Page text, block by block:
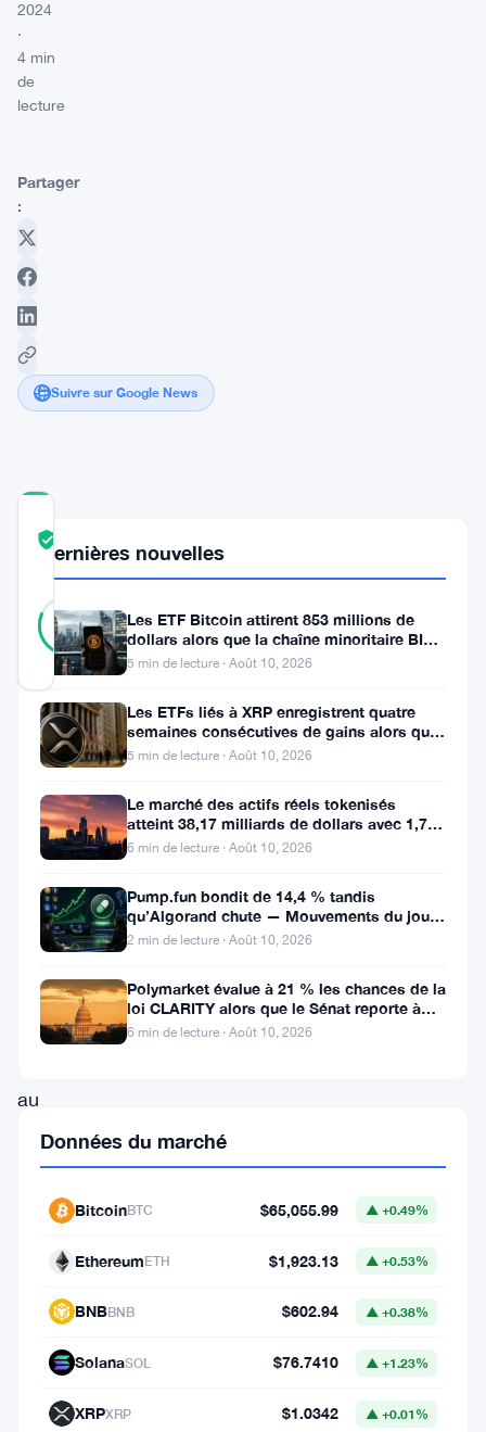
2024
·
4 min
de
lecture
Partager
:
Suivre sur Google News
SCORE
81%
RÉEL
Vérifié
votes
Mis à jour 2 ans il y a
Bitcoin
continue
maintenir,
démontrant
au
milieu
des
fluctuations
marché.
développements
mettent
Dernières nouvelles
Les ETF Bitcoin attirent 853 millions de
dollars alors que la chaîne minoritaire BIP-
110 meurt après deux
5 min de lecture · Août 10, 2026
Les ETFs liés à XRP enregistrent quatre
semaines consécutives de gains alors que
le prix teste le support à 1
5 min de lecture · Août 10, 2026
Le marché des actifs réels tokenisés
atteint 38,17 milliards de dollars avec 1,7
million de détenteurs
6 min de lecture · Août 10, 2026
Pump.fun bondit de 14,4 % tandis
qu’Algorand chute — Mouvements du jour
10 août
2 min de lecture · Août 10, 2026
Polymarket évalue à 21 % les chances de la
loi CLARITY alors que le Sénat reporte à
septembre
6 min de lecture · Août 10, 2026
Données du marché
BitcoinBTC $65,055.99 ▲ +0.49%
EthereumETH $1,923.13 ▲ +0.53%
BNBBNB $602.94 ▲ +0.38%
SolanaSOL $76.7410 ▲ +1.23%
XRPXRP $1.0342 ▲ +0.01%